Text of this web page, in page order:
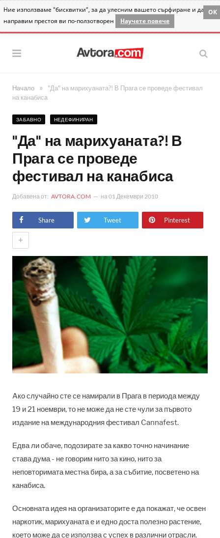
Ние използваме "бисквитки", за да улесним вашето сърфиране и да
направим престоя ви по-ползотворен
Научете повече
OK
Начало »
"Да" на марихуаната?! В Прага се проведе фестивал
на канабиса
ЗАБАВНО НЕДЕФИНИРАН
"Да" на марихуаната?! В
Прага се проведе
фестивал на канабиса
Добавена от: AVTORA.COM на01 Декември 2010
Share Tweet Pinterest
+
Aко случайно сте се намирали в Прага в периода между
19 и 21 ноември, то не може да не сте чули за първото
издание на международния фестивал Cannafest.
Едва ли обаче, подозирате за какво точно начинание
става дума - не говорим нито за кино, нито за
неповторимата местна бира, а за събитие, посветено на
канабиса.
Основната идея на организаторите е да покажат, че освен
наркотик, марихуаната е и едно доста полезно растение,
което може да се използва с успех в различни отрасли.